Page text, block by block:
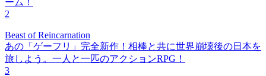
2
Beast of Reincarnation
あの「ゲーフリ」完全新作！相棒と共に世界崩壊後の日本を
旅しよう。一人と一匹のアクションRPG！
3